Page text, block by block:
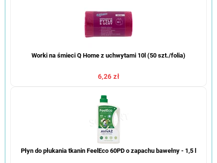
Worki na śmieci Q Home z uchwytami 10l (50 szt./folia)
6,26 zł
Płyn do płukania tkanin FeelEco 60PD o zapachu bawełny - 1,5 l